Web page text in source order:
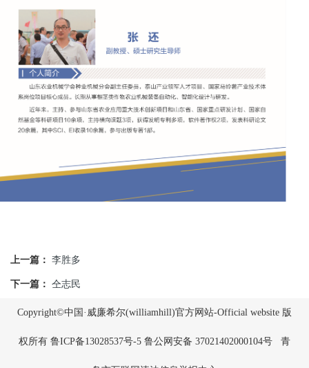
上一篇： 李胜多
下一篇： 仝志民
Copyright©中国·威廉希尔(williamhill)官方网站-Official website 版
权所有 鲁ICP备13028537号-5 鲁公网安备 37021402000104号 青